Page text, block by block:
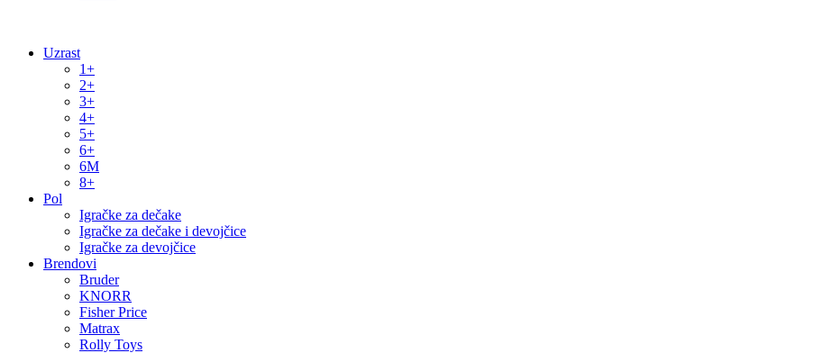
Uzrast
1+
2+
3+
4+
5+
6+
6M
8+
Pol
Igračke za dečake
Igračke za dečake i devojčice
Igračke za devojčice
Brendovi
Bruder
KNORR
Fisher Price
Matrax
Rolly Toys